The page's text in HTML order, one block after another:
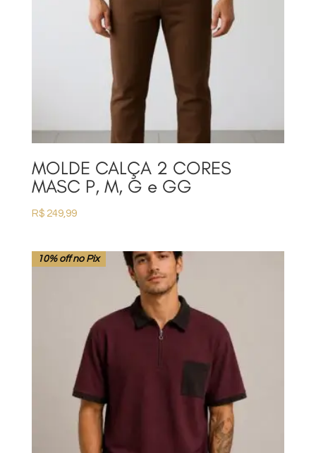
MOLDE CALÇA 2 CORES
MASC P, M, G e GG
R$249,99
10% off no Pix